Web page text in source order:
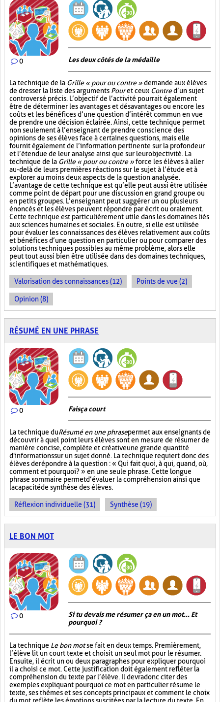
0 Les deux côtés de la médaille
La technique de la Grille « pour ou contre »demande aux élèves
de dresser la liste des arguments Pouret ceux Contred’un sujet
controversé précis. L’objectif de l’activité pourrait également
être de déterminer les avantages et désavantages ou encore les
coûts et les bénéfices d’une question d’intérêt commun en vue
de prendre une décision éclairée. Ainsi, cette technique permet
non seulement à l’enseignant de prendre conscience des
opinions de ses élèves face à certaines questions, mais elle
fournit également de l’information pertinente sur la profondeur
et l’étendue de leur analyse ainsi que sur leur objectivité. La
technique de la Grille « pour ou contre »force les élèves à aller
au-delà de leurs premières réactions sur le sujet à l’étude et à
explorer au moins deux aspects de la question analysée.
L’avantage de cette technique est qu’elle peut aussi être utilisée
comme point de départ pour une discussion en grand groupe ou
en petits groupes. L’enseignant peut suggérer un ou plusieurs
énoncés et les élèves peuvent répondre par écrit ou oralement.
Cette technique est particulièrement utile dans les domaines liés
aux sciences humaines et sociales. En outre, si elle est utilisée
pour évaluer les connaissances des élèves relativement aux coûts
et bénéfices d’une question en particulier ou pour comparer des
solutions techniques possibles au même problème, alors elle
peut tout aussi bien être utilisée dans des domaines techniques,
scientifiques et mathématiques.
Valorisation des connaissances (12) Points de vue (2)
Opinion (8)
RÉSUMÉ EN UNE PHRASE
0 Fais ça court
La technique duRésumé en une phrasepermet aux enseignants de
découvrir à quel point leurs élèves sont en mesure de résumer de
manière concise, complète et créative une grande quantité
d'informations sur un sujet donné. La technique requiert donc des
élèves de répondre à la question : « Qui fait quoi, à qui, quand, où,
comment et pourquoi? » en une seule phrase. Cette longue
phrase sommaire permet d’évaluer la compréhension ainsi que
la capacité de synthèse des élèves.
Réflexion individuelle (31) Synthèse (19)
LE BON MOT
0
Si tu devais me résumer ça en un mot... Et
pourquoi ?
La technique Le bon motse fait en deux temps. Premièrement,
l’élève lit un court texte et choisit un seul mot pour le résumer.
Ensuite, il écrit un ou deux paragraphes pour expliquer pourquoi
il a choisi ce mot. Cette justification doit également refléter la
compréhension du texte par l’élève. Il devra donc citer des
exemples expliquant pourquoi ce mot en particulier résume le
texte, ses thèmes et ses concepts principaux et comment le choix